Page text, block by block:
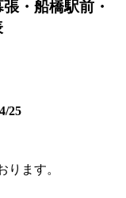
・船橋駅前・
25
ります。